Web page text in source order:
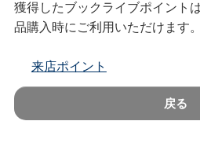
獲得したブックライブポイント
品購入時にご利用いただけます。
来店ポイント
戻る